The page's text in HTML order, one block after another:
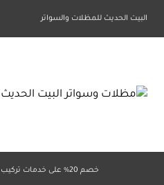
البيت الحديث للمظلات والسواتر
خصم 20% على خدمات تركيب مظلات وسواتر برجولات